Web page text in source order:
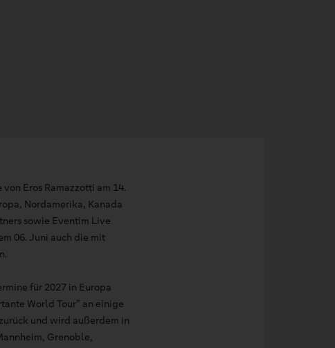
Eros Ramazzotti am 14.
Nordamerika, Kanada
sowie Eventim Live
06. Juni auch die mit
für 2027 in Europa
World Tour” an einige
und wird außerdem in
Grenoble,